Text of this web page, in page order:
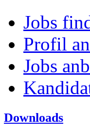
Jobs
Profil
Jobs
Downloads